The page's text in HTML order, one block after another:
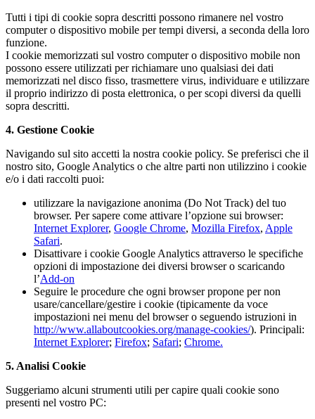
Tutti i tipi di cookie sopra descritti possono rimanere nel vostro
computer o dispositivo mobile per tempi diversi, a seconda della loro
funzione.
I cookie memorizzati sul vostro computer o dispositivo mobile non
possono essere utilizzati per richiamare uno qualsiasi dei dati
memorizzati nel disco fisso, trasmettere virus, individuare e utilizzare
il proprio indirizzo di posta elettronica, o per scopi diversi da quelli
sopra descritti.
4. Gestione Cookie
Navigando sul sito accetti la nostra cookie policy. Se preferisci che il
nostro sito, Google Analytics o che altre parti non utilizzino i cookie
e/o i dati raccolti puoi:
utilizzare la navigazione anonima (Do Not Track) del tuo
browser. Per sapere come attivare l’opzione sui browser:
Internet Explorer, Google Chrome, Mozilla Firefox, Apple
Safari.
Disattivare i cookie Google Analytics attraverso le specifiche
opzioni di impostazione dei diversi browser o scaricando
l’Add-on
Seguire le procedure che ogni browser propone per non
usare/cancellare/gestire i cookie (tipicamente da voce
impostazioni nei menu del browser o seguendo istruzioni in
http://www.allaboutcookies.org/manage-cookies/). Principali:
Internet Explorer; Firefox; Safari; Chrome.
5. Analisi Cookie
Suggeriamo alcuni strumenti utili per capire quali cookie sono
presenti nel vostro PC: